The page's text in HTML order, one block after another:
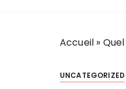
Accueil »
UNCATEGORIZED